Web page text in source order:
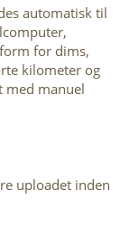
automatisk til
for dims,
kilometer og
med manuel
uploadet inden